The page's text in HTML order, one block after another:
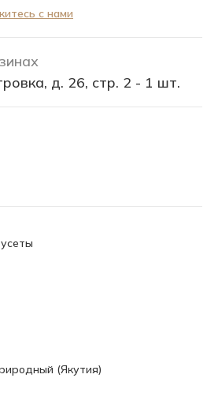
с нами
д. 26, стр. 2 - 1 шт.
(Якутия)